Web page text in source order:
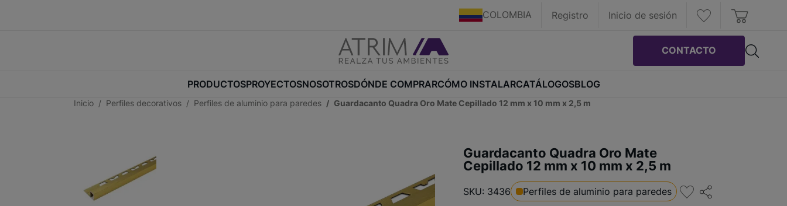
COLOMBIA Registro Inicio de sesión
CONTACTO
PRODUCTOSPROYECTOSNOSOTROSDÓNDE COMPRARCÓMO INSTALARCATÁLOGOSBLOG
Inicio Perfiles decorativos Perfiles de aluminio para paredes Guardacanto Quadra Oro Mate Cepillado 12 mm x 10 mm x 2,5 m
Guardacanto Quadra Oro Mate
Cepillado 12 mm x 10 mm x 2,5 m
SKU: 3436 Perfiles de aluminio para paredes